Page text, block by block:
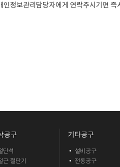
정보관리담당자에게 연락주시기면
공구
단석
근 절단기
기타공구
설비공구
전동공구